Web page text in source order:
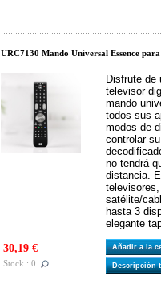
URC7130 Mando Universal Essence
Disfrute de
televisor
mando
todos sus
modos de
controlar
no tendrá
distancia.
satélite/
hasta 3
elegante
30,19 €
Stock : 0
Añadir a la
Descripción